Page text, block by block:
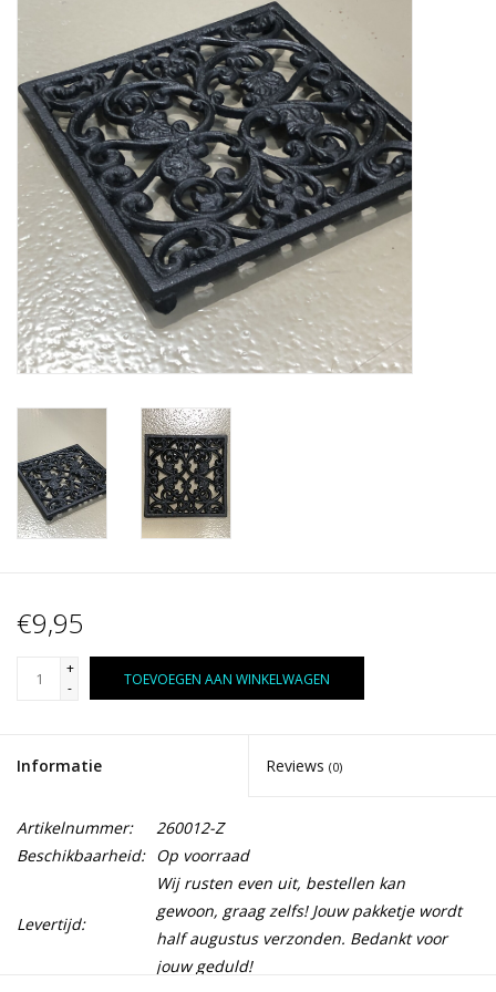
NIEUW!
Sale!
Kleuren
€9,95
+
-
TOEVOEGEN AAN WINKELWAGEN
Informatie Reviews (0)
Artikelnummer:
260012-Z
Beschikbaarheid: Op voorraad
Levertijd:
Wij rusten even uit, bestellen kan
gewoon, graag zelfs! Jouw pakketje wordt
half augustus verzonden. Bedankt voor
jouw geduld!